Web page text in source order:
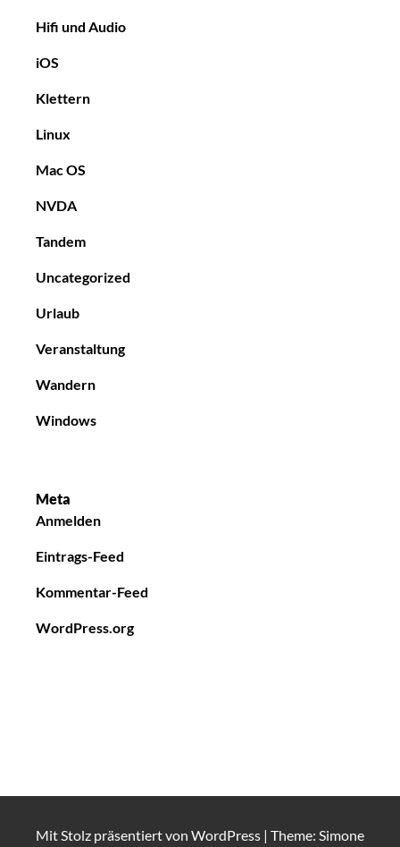
Hifi und Audio
iOS
Klettern
Linux
Mac OS
NVDA
Tandem
Uncategorized
Urlaub
Veranstaltung
Wandern
Windows
Meta
Anmelden
Eintrags-Feed
Kommentar-Feed
WordPress.org
Mit Stolz präsentiert von WordPress | Theme: Simone